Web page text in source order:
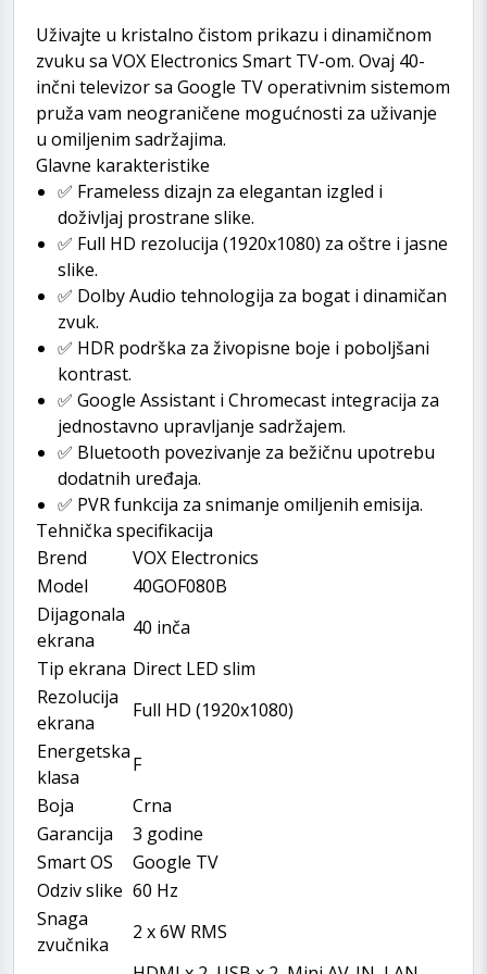
Uživajte u kristalno čistom prikazu i dinamičnom
zvuku sa VOX Electronics Smart TV-om. Ovaj 40-
inčni televizor sa Google TV operativnim sistemom
pruža vam neograničene mogućnosti za uživanje
u omiljenim sadržajima.
Glavne karakteristike
✅ Frameless dizajn za elegantan izgled i
doživljaj prostrane slike.
✅ Full HD rezolucija (1920x1080) za oštre i jasne
slike.
✅ Dolby Audio tehnologija za bogat i dinamičan
zvuk.
✅ HDR podrška za živopisne boje i poboljšani
kontrast.
✅ Google Assistant i Chromecast integracija za
jednostavno upravljanje sadržajem.
✅ Bluetooth povezivanje za bežičnu upotrebu
dodatnih uređaja.
✅ PVR funkcija za snimanje omiljenih emisija.
Tehnička specifikacija
Brend
VOX Electronics
Model
40GOF080B
Dijagonala
ekrana
40 inča
Tip ekrana Direct LED slim
Rezolucija
ekrana
Full HD (1920x1080)
Energetska
klasa
F
Boja
Crna
Garancija
3 godine
Smart OS
Google TV
Odziv slike 60 Hz
Snaga
zvučnika
2 x 6W RMS